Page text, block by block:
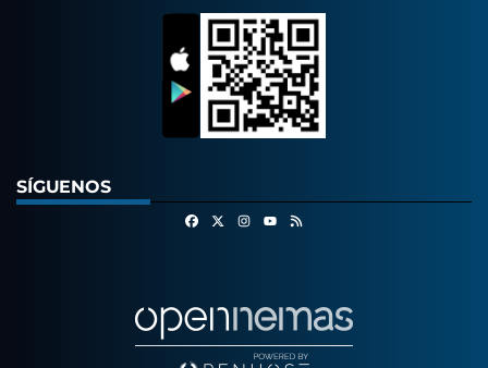
SÍGUENOS
FacebookInstagram